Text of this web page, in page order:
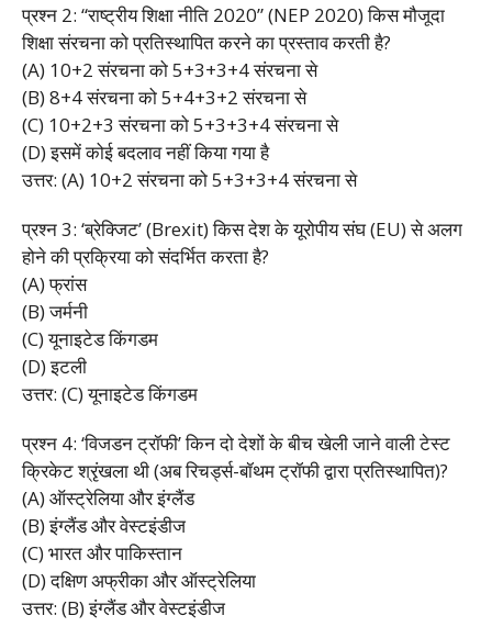
प्रश्न 2: “राष्ट्रीय शिक्षा नीति 2020” (NEP 2020) किस मौजूदा
शिक्षा संरचना को प्रतिस्थापित करने का प्रस्ताव करती है?
(A) 10+2 संरचना को 5+3+3+4 संरचना से
(B) 8+4 संरचना को 5+4+3+2 संरचना से
(C) 10+2+3 संरचना को 5+3+3+4 संरचना से
(D) इसमें कोई बदलाव नहीं किया गया है
उत्तर: (A) 10+2 संरचना को 5+3+3+4 संरचना से
प्रश्न 3: ‘ब्रेक्जिट’ (Brexit) किस देश के यूरोपीय संघ (EU) से अलग
होने की प्रक्रिया को संदर्भित करता है?
(A) फ्रांस
(B) जर्मनी
(C) यूनाइटेड किंगडम
(D) इटली
उत्तर: (C) यूनाइटेड किंगडम
प्रश्न 4: ‘विजडन ट्रॉफी’ किन दो देशों के बीच खेली जाने वाली टेस्ट
क्रिकेट श्रृंखला थी (अब रिचर्ड्स-बॉथम ट्रॉफी द्वारा प्रतिस्थापित)?
(A) ऑस्ट्रेलिया और इंग्लैंड
(B) इंग्लैंड और वेस्टइंडीज
(C) भारत और पाकिस्तान
(D) दक्षिण अफ्रीका और ऑस्ट्रेलिया
उत्तर: (B) इंग्लैंड और वेस्टइंडीज